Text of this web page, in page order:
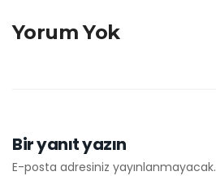
Yorum Yok
Bir yanıt yazın
E-posta adresiniz yayınlanmayacak.